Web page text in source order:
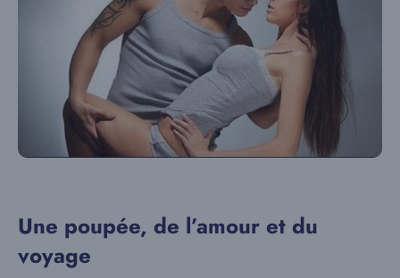
Une poupée, de l’amour et du
voyage